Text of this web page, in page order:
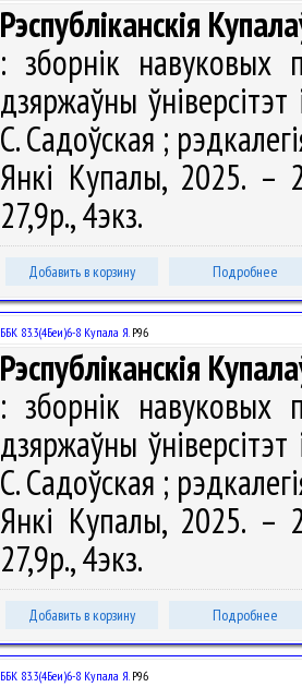
Рэспубліканскія
: зборнік навуковых
дзяржаўны
С. Садоўская ;
Янкі Купалы, 2025. –
27,9р., 4экз.
Добавить в корзину Подробнее
ББК 83.3(4Беи)6-8 Купала Я.Р96
Рэспубліканскія
: зборнік навуковых
дзяржаўны
С. Садоўская ;
Янкі Купалы, 2025. –
27,9р., 4экз.
Добавить в корзину Подробнее
ББК 83.3(4Беи)6-8 Купала Я.Р96